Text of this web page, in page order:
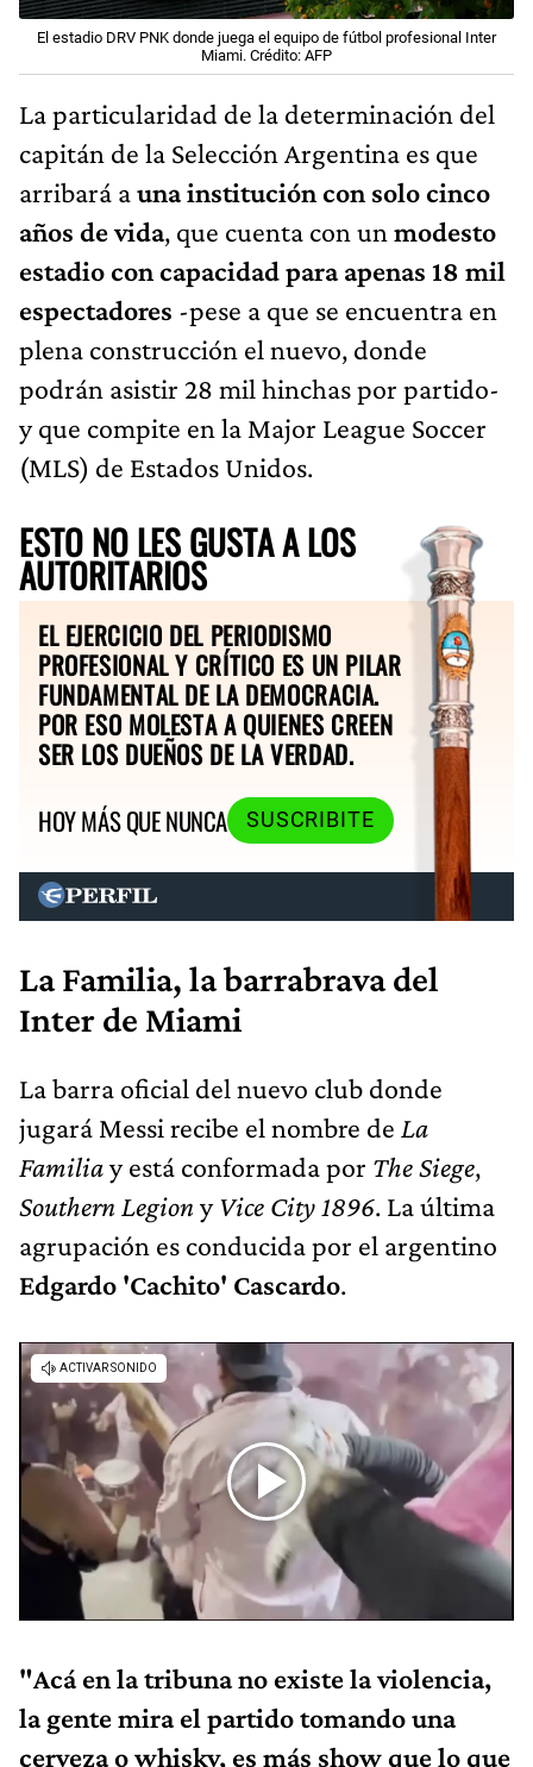
El estadio DRV PNK donde juega el equipo de fútbol profesional Inter
Miami. Crédito: AFP
La particularidad de la determinación del
capitán de la Selección Argentina es que
arribará auna institución con solo cinco
años de vida, que cuenta con un modesto
estadio con capacidad para apenas 18 mil
espectadores -pese a que se encuentra en
plena construcción el nuevo, donde
podrán asistir 28 mil hinchas por partido-
y que compite en la Major League Soccer
(MLS) de Estados Unidos.
ESTO NO LES GUSTA A LOS
AUTORITARIOS
EL EJERCICIO DEL PERIODISMO
PROFESIONAL Y CRÍTICO ES UN PILAR
FUNDAMENTAL DE LA DEMOCRACIA.
POR ESO MOLESTA A QUIENES CREEN
SER LOS DUEÑOS DE LA VERDAD.
HOY MÁS QUE NUNCA
SUSCRIBITE
La Familia, la barrabrava del
Inter de Miami
La barra oficial del nuevo club donde
jugará Messi recibe el nombre de La
Familiay está conformada por The Siege,
Southern LegionyVice City 1896. La última
agrupación es conducida por el argentino
Edgardo 'Cachito' Cascardo.
"Acá en la tribuna no existe la violencia,
la gente mira el partido tomando una
cerveza o whisky, es más show que lo que